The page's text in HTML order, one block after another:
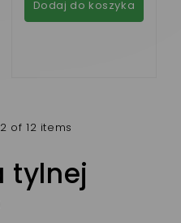
Dodaj do koszyka
of 12 items
tylnej